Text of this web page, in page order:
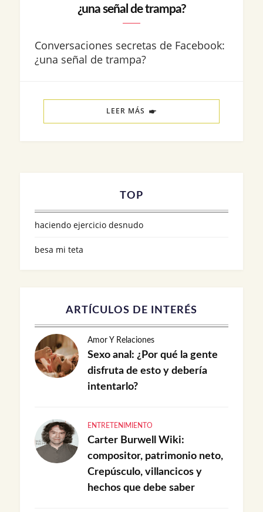
¿una señal de trampa?
Conversaciones secretas de Facebook:
¿una señal de trampa?
LEER MÁS
TOP
haciendo ejercicio desnudo
besa mi teta
ARTÍCULOS DE INTERÉS
Amor Y Relaciones
Sexo anal: ¿Por qué la gente
disfruta de esto y debería
intentarlo?
ENTRETENIMIENTO
Carter Burwell Wiki:
compositor, patrimonio neto,
Crepúsculo, villancicos y
hechos que debe saber